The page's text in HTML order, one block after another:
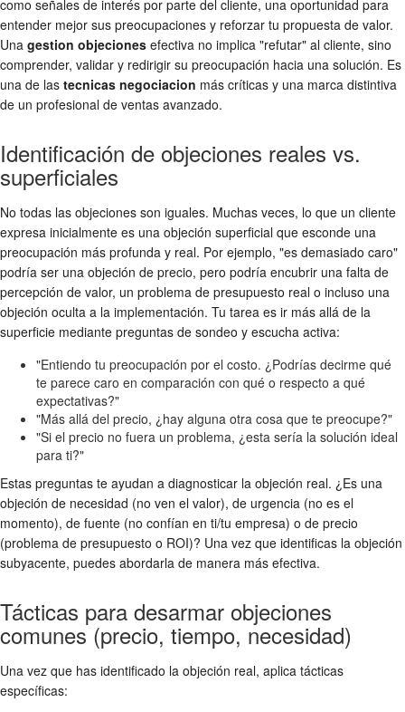
como señales de interés por parte del cliente, una oportunidad para
entender mejor sus preocupaciones y reforzar tu propuesta de valor.
Una gestion objeciones efectiva no implica "refutar" al cliente, sino
comprender, validar y redirigir su preocupación hacia una solución. Es
una de las tecnicas negociacion más críticas y una marca distintiva
de un profesional de ventas avanzado.
Identificación de objeciones reales vs.
superficiales
No todas las objeciones son iguales. Muchas veces, lo que un cliente
expresa inicialmente es una objeción superficial que esconde una
preocupación más profunda y real. Por ejemplo, "es demasiado caro"
podría ser una objeción de precio, pero podría encubrir una falta de
percepción de valor, un problema de presupuesto real o incluso una
objeción oculta a la implementación. Tu tarea es ir más allá de la
superficie mediante preguntas de sondeo y escucha activa:
"Entiendo tu preocupación por el costo. ¿Podrías decirme qué
te parece caro en comparación con qué o respecto a qué
expectativas?"
"Más allá del precio, ¿hay alguna otra cosa que te preocupe?"
"Si el precio no fuera un problema, ¿esta sería la solución ideal
para ti?"
Estas preguntas te ayudan a diagnosticar la objeción real. ¿Es una
objeción de necesidad (no ven el valor), de urgencia (no es el
momento), de fuente (no confían en ti/tu empresa) o de precio
(problema de presupuesto o ROI)? Una vez que identificas la objeción
subyacente, puedes abordarla de manera más efectiva.
Tácticas para desarmar objeciones
comunes (precio, tiempo, necesidad)
Una vez que has identificado la objeción real, aplica tácticas
específicas: